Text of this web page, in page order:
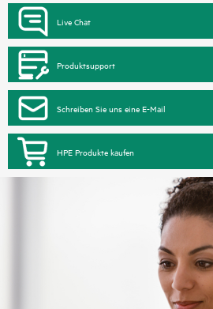
Live Chat
Produktsupport
Schreiben Sie uns eine E-Mail
HPE Produkte kaufen